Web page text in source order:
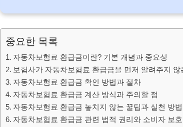
중요한 목록
자동차보험료 환급금이란? 기본 개념과 중요성
보험사가 자동차보험료 환급금을 먼저 알려주지 않
자동차보험료 환급금 확인 방법과 절차
자동차보험료 환급금 계산 방식과 주의할 점
자동차보험료 환급금 놓치지 않는 꿀팁과 실천 방법
자동차보험료 환급금 관련 법적 권리와 소비자 보